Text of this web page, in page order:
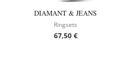
DIAMANT & JEANS
Ringsets
67,50 €